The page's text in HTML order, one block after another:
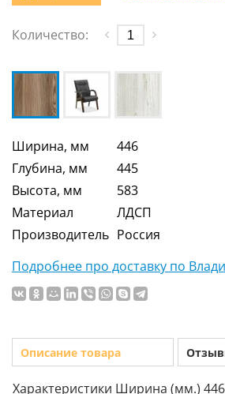
Количество:
Ширина, мм
446
Глубина, мм
445
Высота, мм
583
Материал
ЛДСП
Производитель Россия
Подробнее про доставку по
Описание товара
Характеристики Ширина (мм.)